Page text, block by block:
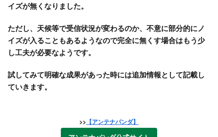
イズが無くなりました。
ただし、天候等で受信状況が変わるのか、不意に部分的にノ
イズが入ることもあるようなので完全に無くす場合はもう少
し工夫が必要なようです。
試してみて明確な成果があった時には追加情報として記載し
ていきます。
>> 【アンテナパンダ】